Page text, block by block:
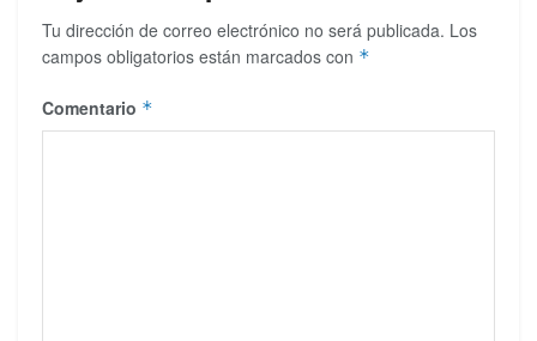
Tu dirección de correo electrónico no será publicada. Los
campos obligatorios están marcados con *
Comentario *